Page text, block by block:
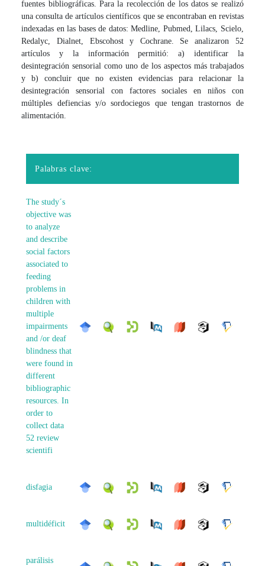
fuentes bibliográficas. Para la recolección de los datos se realizó
una consulta de artículos científicos que se encontraban en revistas
indexadas en las bases de datos: Medline, Pubmed, Lilacs, Scielo,
Redalyc, Dialnet, Ebscohost y Cochrane. Se analizaron 52
artículos y la información permitió: a) identificar la
desintegración sensorial como uno de los aspectos más trabajados
y b) concluir que no existen evidencias para relacionar la
desintegración sensorial con factores sociales en niños con
múltiples defiencias y/o sordociegos que tengan trastornos de
alimentación.
Palabras clave:
The study´s
objective was
to analyze
and describe
social factors
associated to
feeding
problems in
children with
multiple
impairments
and /or deaf
blindness that
were found in
different
bibliographic
resources. In
order to
collect data
52 review
scientifi
disfagia
multidéficit
parálisis